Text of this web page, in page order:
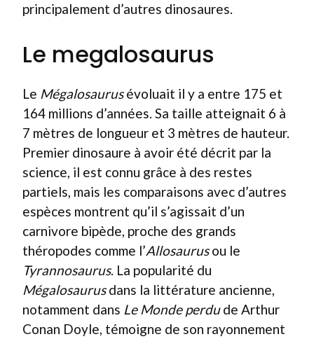
principalement d’autres dinosaures.
Le megalosaurus
Le Mégalosaurusévoluait il y a entre 175 et
164 millions d’années. Sa taille atteignait 6 à
7 mètres de longueur et 3 mètres de hauteur.
Premier dinosaure à avoir été décrit par la
science, il est connu grâce à des restes
partiels, mais les comparaisons avec d’autres
espèces montrent qu’il s’agissait d’un
carnivore bipède, proche des grands
théropodes comme l’Allosaurusou le
Tyrannosaurus. La popularité du
Mégalosaurusdans la littérature ancienne,
notamment dans Le Monde perdude Arthur
Conan Doyle, témoigne de son rayonnement